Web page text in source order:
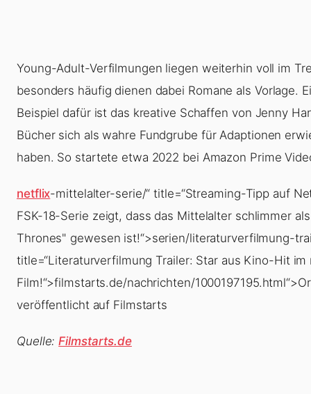
Young-Adult-Verfilmungen liegen weiterhin voll im
besonders häufig dienen dabei Romane als Vorlage.
Beispiel dafür ist das kreative Schaffen von Jenny
Bücher sich als wahre Fundgrube für Adaptionen
haben. So startete etwa 2022 bei Amazon Prime
netflix-mittelalter-serie/“ title=“Streaming-Tipp auf
FSK-18-Serie zeigt, dass das Mittelalter schlimmer
Thrones" gewesen ist!“>serien/literaturverfilmung-
title=“Literaturverfilmung Trailer: Star aus Kino-Hit im
Film!“>filmstarts.de/nachrichten/
veröffentlicht auf Filmstarts
Quelle:Filmstarts.de